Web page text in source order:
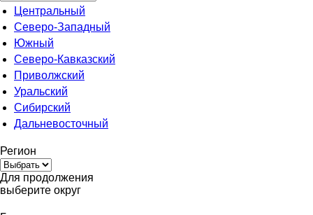
Центральный
Северо-Западный
Южный
Северо-Кавказский
Приволжский
Уральский
Сибирский
Дальневосточный
Регион
Для продолжения
выберите округ